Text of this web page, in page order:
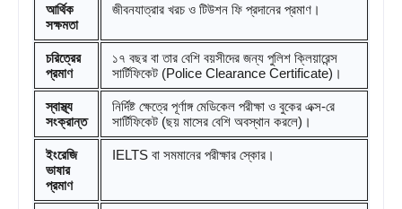
আর্থিক
সক্ষমতা
জীবনযাত্রার খরচ ও টিউশন ফি প্রদানের প্রমাণ।
চরিত্রের
প্রমাণ
১৭ বছর বা তার বেশি বয়সীদের জন্য পুলিশ ক্লিয়ারেন্স
সার্টিফিকেট (Police Clearance Certificate)।
স্বাস্থ্য
সংক্রান্ত
নির্দিষ্ট ক্ষেত্রে পূর্ণাঙ্গ মেডিকেল পরীক্ষা ও বুকের এক্স-রে
সার্টিফিকেট (ছয় মাসের বেশি অবস্থান করলে)।
ইংরেজি
ভাষার
প্রমাণ
IELTS বা সমমানের পরীক্ষার স্কোর।